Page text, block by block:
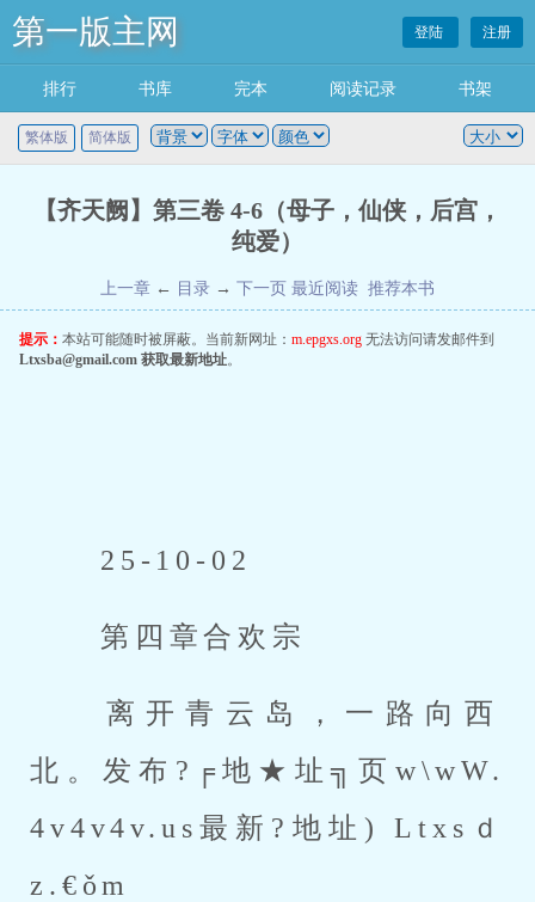
第一版主网 登陆 注册
排行 书库 完本 阅读记录 书架
繁体版 简体版
【齐天阙】第三卷 4-6（母子，仙侠，后宫，
纯爱）
上一章 ← 目录 → 下一页 最近阅读 推荐本书
提示： 本站可能随时被屏蔽。当前新网址： m.epgxs.org 无法访问请发邮件到
Ltxsba@gmail.com 获取最新地址。
25-10-02
第四章合欢宗
北。发布?╒地★址╗页w\wW.
4v4v4v.us最新?地址) Ltxsｄ
z.€ǒm